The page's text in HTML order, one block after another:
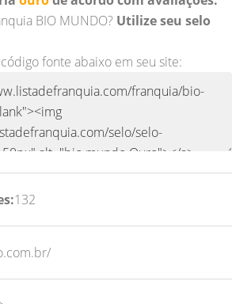
BIO MUNDO? Utilize seu selo
fonte abaixo em seu site:
132